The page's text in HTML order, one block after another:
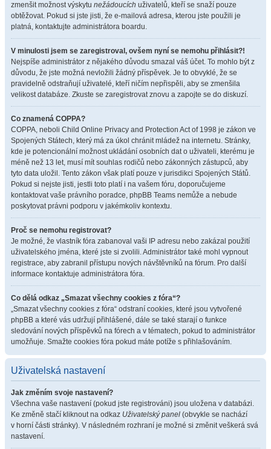
zmenšit možnost výskytu nežádoucích uživatelů, kteří se snaží pouze
obtěžovat. Pokud si jste jisti, že e-mailová adresa, kterou jste použili je
platná, kontaktujte administrátora boardu.
V minulosti jsem se zaregistroval, ovšem nyní se nemohu přihlásit?!
Nejspíše administrátor z nějakého důvodu smazal váš účet. To mohlo být z
důvodu, že jste možná nevložili žádný příspěvek. Je to obvyklé, že se
pravidelně odstraňují uživatelé, kteří ničím nepřispěli, aby se zmenšila
velikost databáze. Zkuste se zaregistrovat znovu a zapojte se do diskuzí.
Co znamená COPPA?
COPPA, neboli Child Online Privacy and Protection Act of 1998 je zákon ve
Spojených Státech, který má za úkol chránit mládež na internetu. Stránky,
kde je potencionální možnost ukládání osobních dat o uživateli, kterému je
méně než 13 let, musí mít souhlas rodičů nebo zákonných zástupců, aby
tyto data uložil. Tento zákon však platí pouze v jurisdikci Spojených Států.
Pokud si nejste jisti, jestli toto platí i na vašem fóru, doporučujeme
kontaktovat vaše právního poradce, phpBB Teams nemůže a nebude
poskytovat právni podporu v jakémkoliv kontextu.
Proč se nemohu registrovat?
Je možné, že vlastník fóra zabanoval vaši IP adresu nebo zakázal použití
uživatelského jména, které jste si zvolili. Administrátor také mohl vypnout
registrace, aby zabranil přístupu nových návštěvníků na fórum. Pro další
informace kontaktuje administrátora fóra.
Co dělá odkaz „Smazat všechny cookies z fóra“?
„Smazat všechny cookies z fóra“ odstraní cookies, které jsou vytvořené
phpBB a které vás udržují přihlášené, dále se také starají o funkce
sledování nových příspěvků na fórech a v tématech, pokud to administrátor
umožňuje. Smažte cookies fóra pokud máte potíže s přihlašováním.
Uživatelská nastavení
Jak změním svoje nastavení?
Všechna vaše nastavení (pokud jste registrováni) jsou uložena v databázi.
Ke změně stačí kliknout na odkaz Uživatelský panel (obvykle se nachází
v horní části stránky). V následném rozhraní je možné si změnit veškerá svá
nastavení.